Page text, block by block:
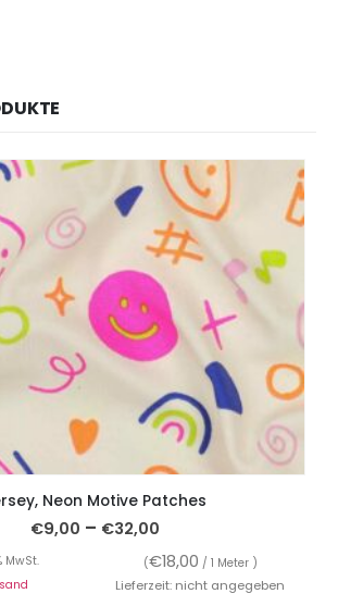
Neon Motive Patches
€9,00 – €32,00
MwSt. (€18,00 / 1 Meter )
Lieferzeit: nicht angegeben